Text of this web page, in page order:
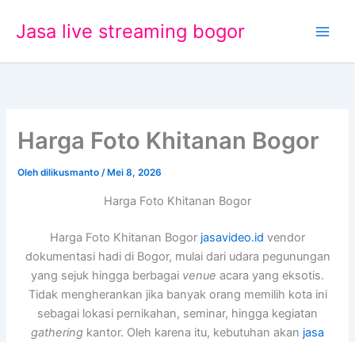
Jasa live streaming bogor
Harga Foto Khitanan Bogor
Olehdilikusmanto/ Mei 8, 2026
Harga Foto Khitanan Bogor
Harga Foto Khitanan Bogor jasavideo.id vendor
dokumentasi hadi di Bogor, mulai dari udara pegunungan
yang sejuk hingga berbagai venue acara yang eksotis.
Tidak mengherankan jika banyak orang memilih kota ini
sebagai lokasi pernikahan, seminar, hingga kegiatan
gathering kantor. Oleh karena itu, kebutuhan akan jasa